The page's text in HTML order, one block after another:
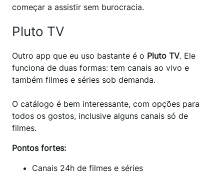
começar a assistir sem burocracia.
Pluto TV
Outro app que eu uso bastante é o Pluto TV. Ele
funciona de duas formas: tem canais ao vivo e
também filmes e séries sob demanda.
O catálogo é bem interessante, com opções para
todos os gostos, inclusive alguns canais só de
filmes.
Pontos fortes:
Canais 24h de filmes e séries